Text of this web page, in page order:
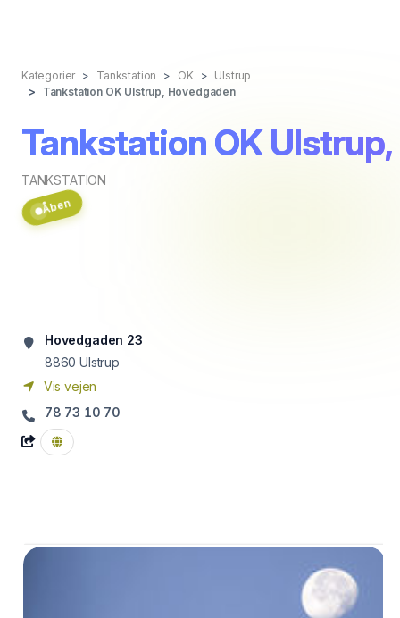
Kategorier Tankstation OK
Ulstrup
Tankstation OK Ulstrup, Hovedgaden
Tankstation OK
TANKSTATION
Åben
Hovedgaden 23
8860 Ulstrup
Vis vejen
78 73 10 70